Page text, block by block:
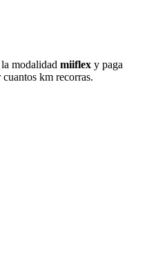
modalidad miiflex y paga
km recorras.